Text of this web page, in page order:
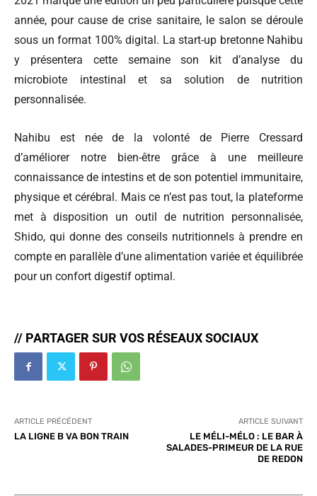
année, pour cause de crise sanitaire, le salon se déroule
sous un format 100% digital. La start-up bretonne Nahibu
y présentera cette semaine son kit d’analyse du
microbiote intestinal et sa solution de nutrition
personnalisée.
Nahibu est née de la volonté de Pierre Cressard
d’améliorer notre bien-être grâce à une meilleure
connaissance de intestins et de son potentiel immunitaire,
physique et cérébral. Mais ce n’est pas tout, la plateforme
met à disposition un outil de nutrition personnalisée,
Shido, qui donne des conseils nutritionnels à prendre en
compte en parallèle d’une alimentation variée et équilibrée
pour un confort digestif optimal.
// PARTAGER SUR VOS RÉSEAUX SOCIAUX
ARTICLE PRÉCÉDENT
LA LIGNE B VA BON TRAIN
ARTICLE SUIVANT
LE MÉLI-MÉLO : LE BAR À
SALADES-PRIMEUR DE LA RUE
DE REDON